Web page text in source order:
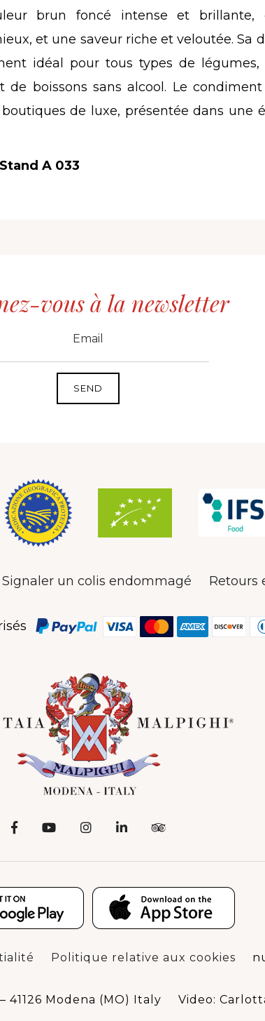
brun foncé intense et
et une saveur riche et veloutée. Sa
idéal pour tous types de
boissons sans alcool. Le
de luxe, présentée dans une
A 033
vous à la newsletter
Signaler un colis endommagé Retours
Politique relative aux cookies
41126 Modena (MO) Italy Video: